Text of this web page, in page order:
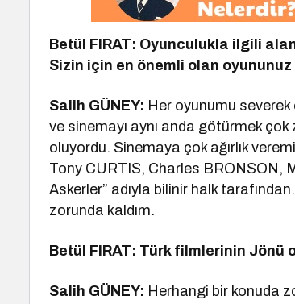
Betül FIRAT: Oyunculukla ilgili
Sizin için en önemli olan
Salih GÜNEY: Her oyunumu severek
ve sinemayı aynı anda götürmek
oluyordu. Sinemaya çok ağırlık
Tony CURTIS, Charles BRONSON,
Askerler” adıyla bilinir halk
zorunda kaldım.
Betül FIRAT: Türk filmlerinin Jönü
Salih GÜNEY: Herhangi bir konuda